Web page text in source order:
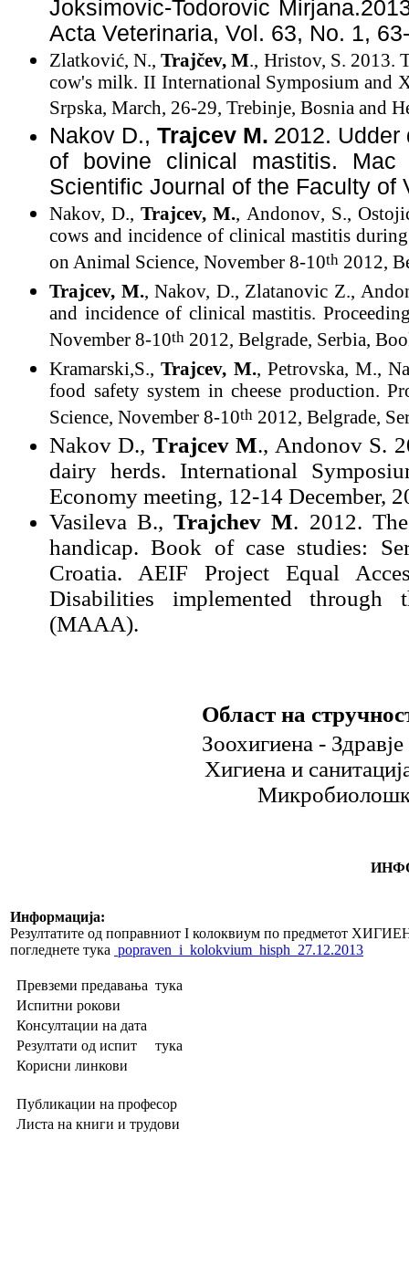
Joksimovic-Todorovic
Acta Veterinaria, Vol. 63, No. 1,
Zlatković, N.,Trajčev, M., Hristov, S. 2013.
cow's milk. II International Symposium and
Srpska, March, 26-29, Trebinje, Bosnia and
Nakov D., Trajcev M. 2012. Udder
of bovine clinical mastitis.
Scientific Journal of the Faculty of
Nakov, D.,Trajcev,M.,Andonov, S., Ostoji
cows and incidence of clinical mastitis
on Animal Science, November 8-10th 2012,
Trajcev, M.,Nakov, D., Zlatanovic Z.,
and incidence of clinical mastitis.
November 8-10th 2012, Belgrade, Serbia,
Kramarski,S.,Trajcev, M., Petrovska, M.,
food safety system in cheese production.
Science, November 8-10th 2012, Belgrade,
NakovD., TrajcevM., Andonov S.
dairy herds. International S
Economy meeting, 12-14 December,
VasilevaB.,Trajchev M. 2012.
handicap.Book of case studies:
Croatia. AEIF
Project Equal
Disabilities
implemented through
(MAAA).
Област на
Зоохигиена -
Хигиена и
Информација:
Резултатите од поправниот I колоквиум по
погледнете тука popraven_i_kolokvium_hisph_27.12.2013
Превземи предавања тука
Испитни рокови
Консултации на дата
Резултати од испит
тука
Корисни линкови
Публикации на професор
Листа на книги и трудови